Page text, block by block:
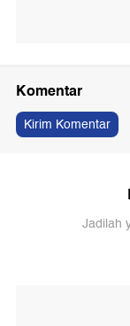
Komentar
Kirim Komentar
Jadilah